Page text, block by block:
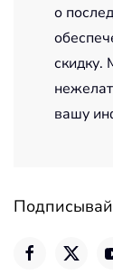
о
скидку.
вашу